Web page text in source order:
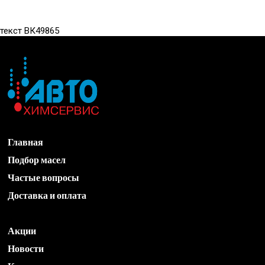
текст ВК49865
Главная
Подбор масел
Частые вопросы
Доставка и оплата
Акции
Новости